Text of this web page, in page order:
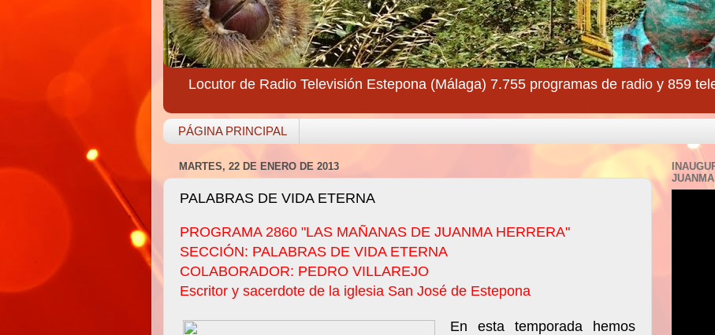
Locutor de Radio Televisión Estepona (Málaga) 7.755 programas de radio y 859
PÁGINA PRINCIPAL
MARTES, 22 DE ENERO DE 2013
PALABRAS DE VIDA ETERNA
PROGRAMA 2860 "LAS MAÑANAS DE JUANMA HERRERA"
SECCIÓN: PALABRAS DE VIDA ETERNA
COLABORADOR: PEDRO VILLAREJO
Escritor y sacerdote de la iglesia San José de Estepona
En esta temporada hemos